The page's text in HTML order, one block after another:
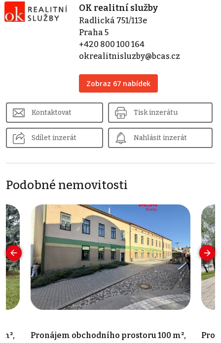
OK realitní služby
Radlická 751/113e
Praha 5
+420 800 100 164
okrealitnisluzby@bcas.cz
Zobraz 67 nabídek
Kontaktovat Tisk inzerátu
Sdílet inzerát Nahlásit inzerát
Podobné nemovitosti
Pronájem obchodního prostoru 100 m²,